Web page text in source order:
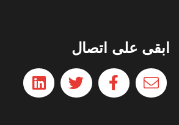
ابقى على اتصال